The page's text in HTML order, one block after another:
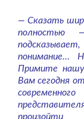
— Сказать
полностью
понимание…
Примите нашу
Вам сегодня